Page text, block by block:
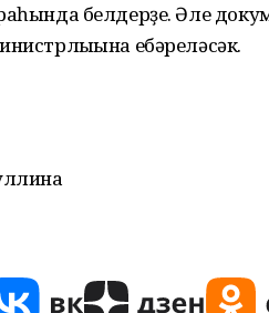
белдерҙе. Әле
ебәреләсәк.